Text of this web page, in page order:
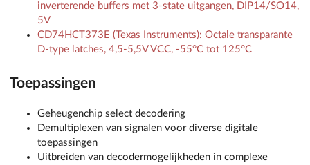
inverterende buffers met 3-state uitgangen, DIP14/SO14,
5V
CD74HCT373E (Texas Instruments): Octale transparante
D-type latches, 4,5-5,5V VCC, -55°C tot 125°C
Toepassingen
Geheugenchip select decodering
Demultiplexen van signalen voor diverse digitale
toepassingen
Uitbreiden van decodermogelijkheden in complexe